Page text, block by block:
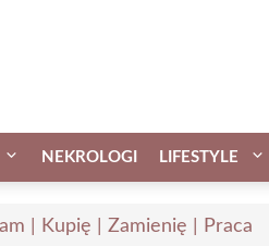
NEKROLOGI LIFESTYLE
| Kupię | Zamienię | Praca